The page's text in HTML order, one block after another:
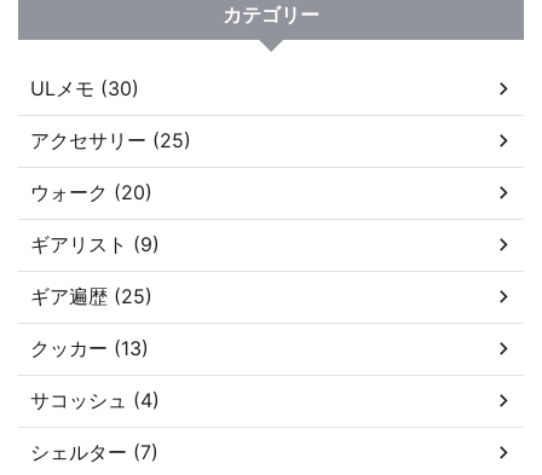
カテゴリー
ULメモ (30)
アクセサリー (25)
ウォーク (20)
ギアリスト (9)
ギア遍歴 (25)
クッカー (13)
サコッシュ (4)
シェルター (7)